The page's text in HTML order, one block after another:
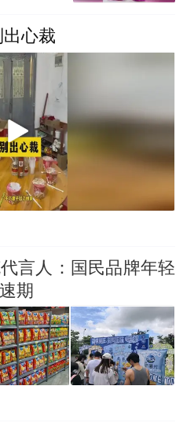
心裁
言人：国民品牌年轻
期